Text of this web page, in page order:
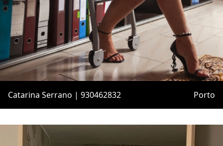
Catarina Serrano | 930462832 Porto